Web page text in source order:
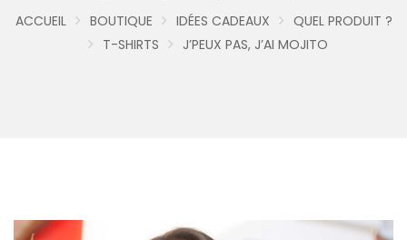
ACCUEIL BOUTIQUE IDÉES CADEAUX
QUEL PRODUIT ?
T-SHIRTS
J’PEUX PAS, J’AI MOJITO